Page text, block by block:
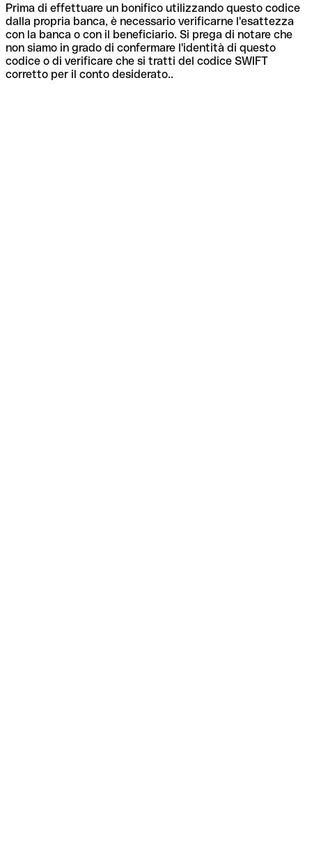
Prima di effettuare un bonifico utilizzando questo codice
dalla propria banca, è necessario verificarne l'esattezza
con la banca o con il beneficiario. Si prega di notare che
non siamo in grado di confermare l'identità di questo
codice o di verificare che si tratti del codice SWIFT
corretto per il conto desiderato..